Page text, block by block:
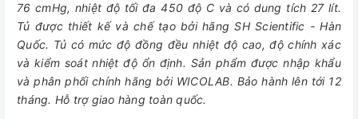
76 cmHg, nhiệt độ tối đa 450 độ C và có dung tích 27 lít.
Tủ được thiết kế và chế tạo bởi hãng SH Scientific - Hàn
Quốc. Tủ có mức độ đồng đều nhiệt độ cao, độ chính xác
và kiểm soát nhiệt độ ổn định. Sản phẩm được nhập khẩu
và phân phối chính hãng bởi WICOLAB. Bảo hành lên tới 12
tháng. Hỗ trợ giao hàng toàn quốc.